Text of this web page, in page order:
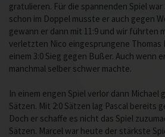
gratulieren. Für die spannenden Spiel
schon im Doppel musste er auch gegen
gewann er dann mit 11:9 und wir führten
verletzten Nico eingesprungene Thomas
einem 3:0 Sieg gegen Bußer. Auch wenn
manchmal selber schwer machte.
In einem engen Spiel verlor dann Michael
Sätzen. Mit 2:0 Sätzen lag Pascal bereits
Doch er schaffe es nicht das Spiel
Sätzen. Marcel war heute der stärkste